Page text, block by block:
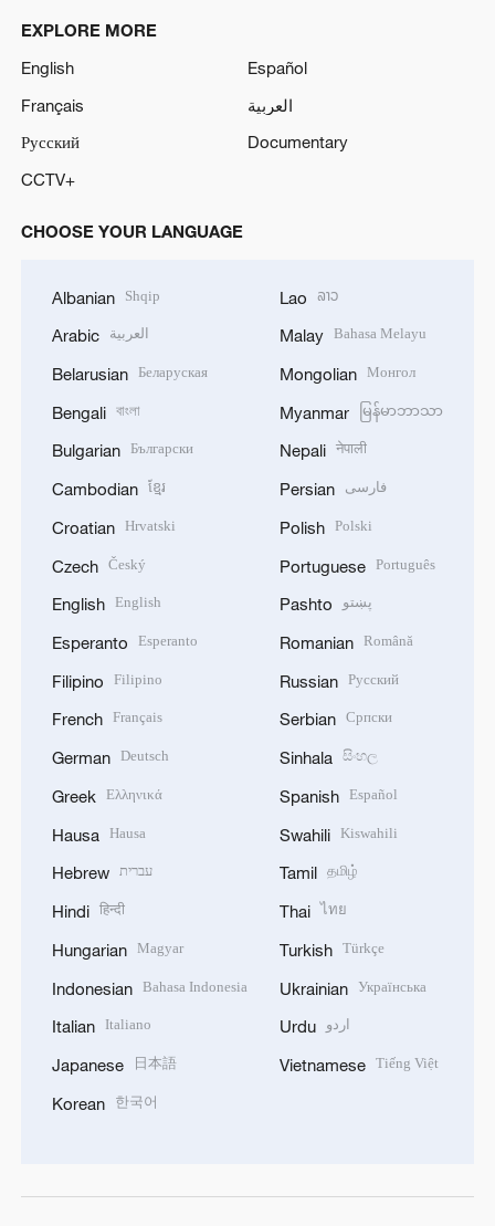
EXPLORE MORE
English
Español
Français
العربية
Русский
Documentary
CCTV+
CHOOSE YOUR LANGUAGE
Albanian Shqip
Arabic العربية
Belarusian Беларуская
Bengali বাংলা
Bulgarian Български
Cambodian ខ្មែរ
Croatian Hrvatski
Czech Český
English English
Esperanto Esperanto
Filipino Filipino
French Français
German Deutsch
Greek Ελληνικά
Hausa Hausa
Hebrew עברית
Hindi हिन्दी
Hungarian Magyar
Indonesian Bahasa Indonesia
Italian Italiano
Japanese 日本語
Korean 한국어
Lao ລາວ
Malay Bahasa Melayu
Mongolian Монгол
Myanmar မြန်မာဘာသာ
Nepali नेपाली
Persian فارسی
Polish Polski
Portuguese Português
Pashto پښتو
Romanian Română
Russian Русский
Serbian Српски
Sinhala සිංහල
Spanish Español
Swahili Kiswahili
Tamil தமிழ்
Thai ไทย
Turkish Türkçe
Ukrainian Українська
Urdu اردو
Vietnamese Tiếng Việt